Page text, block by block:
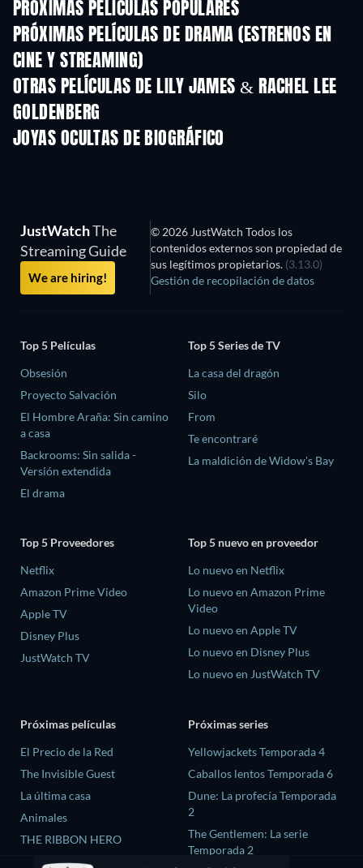
PRÓXIMAS PELÍCULAS POPULARES
PRÓXIMAS PELÍCULAS DE DRAMA (ESTRENOS EN
CINE Y STREAMING)
OTRAS PELÍCULAS DE LILY JAMES & RACHEL LEE
GOLDENBERG
JOYAS OCULTAS DE BIOGRÁFICO
JustWatchThe
Streaming Guide
We are hiring!
© 2026 JustWatch Todos los
contenidos externos son propiedad de
sus legítimos propietarios. (3.13.0)
Gestión de recopilación de datos
Top 5 Películas
Obsesión
Proyecto Salvación
El Hombre Araña: Sin camino
a casa
Backrooms: Sin salida -
Versión extendida
El drama
Top 5 Series de TV
La casa del dragón
Silo
From
Te encontraré
La maldición de Widow's Bay
Top 5 Proveedores
Netflix
Amazon Prime Video
Apple TV
Disney Plus
JustWatch TV
Top 5 nuevo en proveedor
Lo nuevo en Netflix
Lo nuevo en Amazon Prime
Video
Lo nuevo en Apple TV
Lo nuevo en Disney Plus
Lo nuevo en JustWatch TV
Próximas películas
El Precio de la Red
The Invisible Guest
La última casa
Animales
THE RIBBON HERO
Próximas series
Yellowjackets Temporada 4
Caballos lentos Temporada 6
Dune: La profecía Temporada
2
The Gentlemen: La serie
Temporada 2